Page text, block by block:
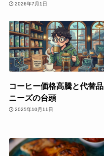
2026年7月1日
コーヒー価格高騰と代替品
ニーズの台頭
2025年10月11日